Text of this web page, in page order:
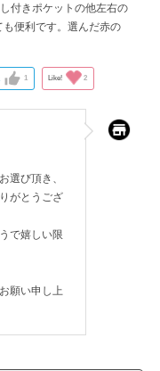
付きポケットの他左右の
便利です。選んだ赤の
1 Like! 2
選び頂き、
がとうござ
で嬉しい限
願い申し上